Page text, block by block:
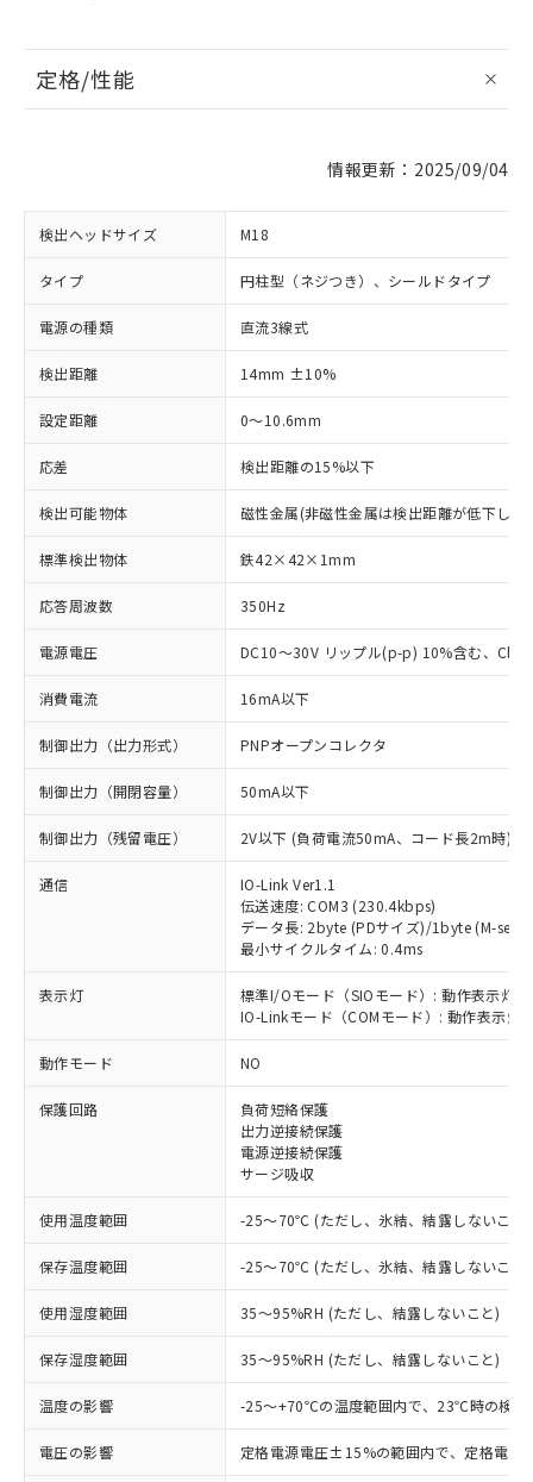
定格/性能
情報更新：2025/09/04
検出ヘッドサイズ M18
タイプ 円柱型（ネジつき）、シールドタイプ
電源の種類 直流3線式
検出距離 14mm ±10%
設定距離 0～10.6mm
応差 検出距離の15%以下
検出可能物体 磁性金属(非磁性金属は検出距離が低下しま
標準検出物体 鉄42×42×1mm
応答周波数 350Hz
電源電圧 DC10～30V リップル(p-p) 10%含む、
消費電流 16mA以下
制御出力（出力形式） PNPオープンコレクタ
制御出力（開閉容量） 50mA以下
制御出力（残留電圧） 2V以下 (負荷電流50mA、コード長2m時)
通信
IO-Link Ver1.1
伝送速度: COM3 (230.4kbps)
データ長: 2byte (PDサイズ)/1byte (M-
最小サイクルタイム: 0.4ms
表示灯
標準I/Oモード（SIOモード）: 動作表示灯(
IO-Linkモード（COMモード）: 動作表示
動作モード NO
保護回路
負荷短絡保護
出力逆接続保護
電源逆接続保護
サージ吸収
使用温度範囲 -25～70℃ (ただし、氷結、結露しないこと)
保存温度範囲 -25～70℃ (ただし、氷結、結露しないこと)
使用湿度範囲 35～95%RH (ただし、結露しないこと)
保存湿度範囲 35～95%RH (ただし、結露しないこと)
温度の影響 -25～+70℃の温度範囲内で、23℃時の検
電圧の影響 定格電源電圧±15%の範囲内で、定格電
ご利用条件
以下の条件をお読みいただき、同意のうえ
ご利用ください。
本サービスは、当社制御機器事業取扱
商品の当社在庫状況および標準価格
(税抜)を提供させていただくもので
当社制御機器事業取扱商品の中には、
本サービスの対象外となる商品もある
ことをご了承ください。
対応済み：EU RoHS指令（10物質）の
非含有に対応した製品が提供可能な商品で
対応予定：EU RoHS指令（10物質）の非含
有に対応した製品に切り替える予定のある
商品です。
対応予定なし：EU RoHS指令（10物質）の
非含有に非対応の商品で、対応品を出す予
定はありません。
調査・確認中：EU RoHS指令（10物質）の
非含有の対応状況を調査中または確認中の
商品です。
非該当品：ライセンス料など無形物で、有
害物質有無と関係のない商品です。
いたものが、含有品と判明した場合などや
※1 中国RoHS○×表
「○」：最大均質材料含有率が中国RoHSの
基準値以下であることを示します。
「×」：最大均質材料含有率が中国RoHSの
基準値を超えていることを示します。